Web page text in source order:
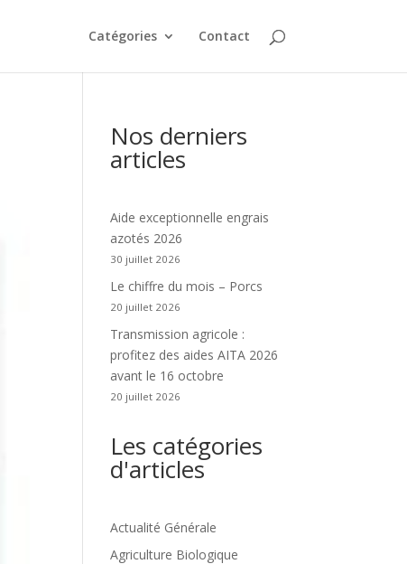
Catégories Contact
Nos derniers
articles
Aide exceptionnelle engrais
azotés 2026
30 juillet 2026
Le chiffre du mois – Porcs
20 juillet 2026
Transmission agricole :
profitez des aides AITA 2026
avant le 16 octobre
20 juillet 2026
Les catégories
d'articles
Actualité Générale
Agriculture Biologique